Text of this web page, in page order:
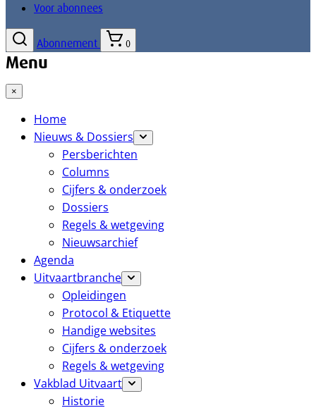
Voor abonnees
Abonnement 0
Menu
×
Home
Nieuws & Dossiers
Persberichten
Columns
Cijfers & onderzoek
Dossiers
Regels & wetgeving
Nieuwsarchief
Agenda
Uitvaartbranche
Opleidingen
Protocol & Etiquette
Handige websites
Cijfers & onderzoek
Regels & wetgeving
Vakblad Uitvaart
Historie